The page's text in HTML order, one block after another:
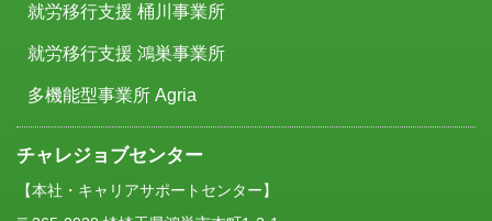
就労移行支援 桶川事業所
就労移行支援 鴻巣事業所
多機能型事業所 Agria
チャレジョブセンター
【本社・キャリアサポートセンター】